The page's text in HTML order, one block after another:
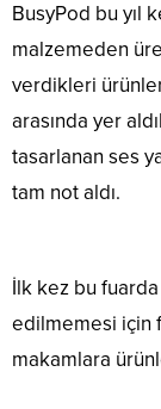
BusyPod bu yıl
malzemeden
verdikleri
arasında yer
tasarlanan ses
tam not aldı.
İlk kez bu fuarda
edilmemesi için
makamlara